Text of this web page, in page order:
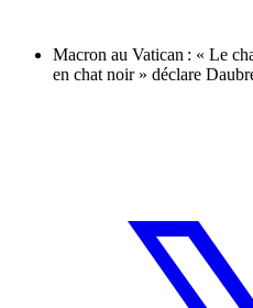
Macron au Vatican : « Le
en chat noir » déclare